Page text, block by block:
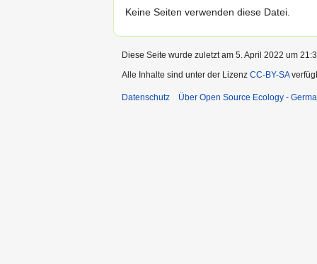
Keine Seiten verwenden diese Datei.
Diese Seite wurde zuletzt am 5. April 2022 um
Alle Inhalte sind unter der Lizenz CC-BY-SA
Datenschutz Über Open Source Ecology -